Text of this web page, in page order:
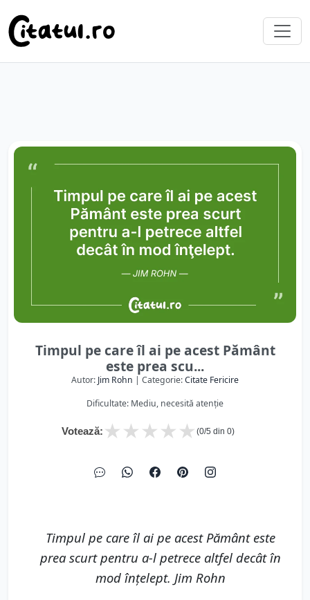
Timpul pe care îl ai pe acest Pământ
este prea scu...
Autor: Jim Rohn | Categorie:Citate Fericire
Dificultate: Mediu, necesită atenție
Votează: ★
★
★
★
★ (0/5 din 0)
Timpul pe care îl ai pe acest Pământ este
prea scurt pentru a-l petrece altfel decât în
mod înţelept. Jim Rohn